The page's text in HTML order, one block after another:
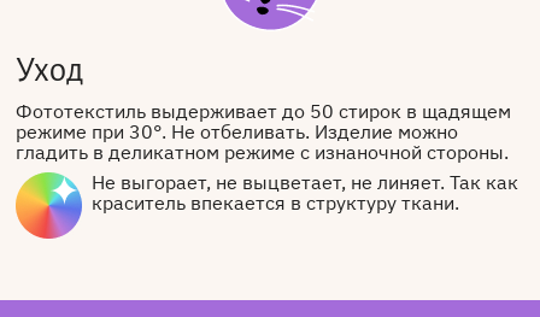
Уход
Фототекстиль выдерживает до 50 стирок в щадящем
режиме при 30°. Не отбеливать. Изделие можно
гладить в деликатном режиме с изнаночной стороны.
Не выгорает, не выцветает, не линяет. Так как
краситель впекается в структуру ткани.